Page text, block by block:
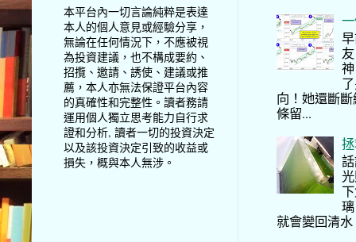
向！她還斷
條留...
就會變回清
本平台內一切言論純粹是表達
本人的個人意見或經驗分享，
無論在任何情況下，不應被視
為投資建議，也不構成要約、
招攬、邀請、誘使、建議或推
薦，本人亦無法保證平台內容
的真確性和完整性。讀者務請
運用個人獨立思考能力自行求
證和分析, 讀者一切的投資決定
以及該投資決定引致的收益或
損失，概與本人無涉。